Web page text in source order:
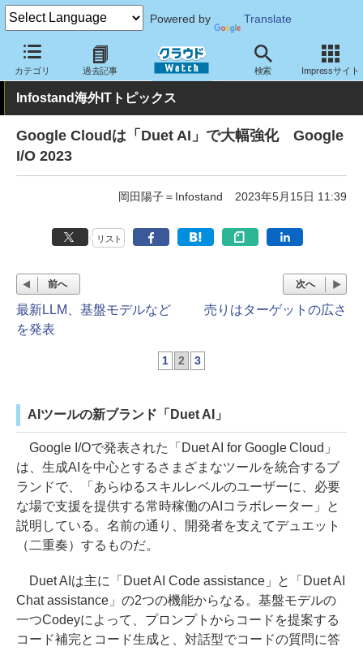
Powered by Translate
カテゴリ 過去記事 検索 Impressサイト
クラウド Watch トピック 業界動向
Infostand海外ITトピックス
Google Cloudは「Duet AI」で大幅強化 Google
I/O 2023
岡田陽子＝Infostand 2023年5月15日 11:39
リスト
前へ
最新LLM、基盤モデルなど
を発表
次へ
売りはターゲットの広さ
1 2 3
AIツールの新ブランド「Duet AI」
Google I/Oで発表された「Duet AI for Google Cloud」
は、生成AIを中心とするさまざまなツールを統合するブ
ランドで、「あらゆるスキルレベルのユーザーに、必要
な場で支援を提供する常時稼働のAIコラボレーター」と
説明している。名前の通り、開発者を支えてデュエット
（二重奏）するものだ。
Duet AIは主に「Duet AI Code assistance」と「Duet AI
Chat assistance」の2つの機能からなる。基盤モデルの
一つCodeyによって、プロンプトからコードを提案する
コード補完とコード生成と、対話型でコードの質問に答